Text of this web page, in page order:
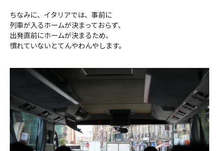
ちなみに、イタリアでは、事前に
列車が入るホームが決まっておらず、
出発直前にホームが決まるため、
慣れていないとてんやわんやします。